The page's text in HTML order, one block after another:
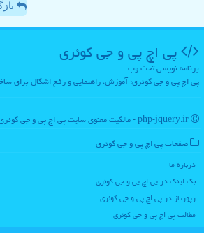
پی اچ پی و جی كوئری
برنامه نویسی تحت وب
پی اچ پی و جی کوئری؛ آموزش، راهنمایی و رفع اشکال برای
صفحات پی اچ پی و جی كوئری
درباره ما
بک لینک در پی اچ پی و جی كوئری
رپورتاژ در پی اچ پی و جی كوئری
مطالب پی اچ پی و جی كوئری